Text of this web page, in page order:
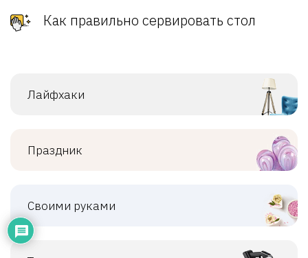
Как правильно сервировать стол
Лайфхаки
Праздник
Своими руками